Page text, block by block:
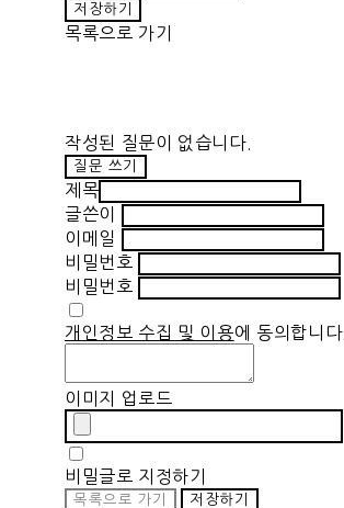
저장하기
목록으로 가기
작성된 질문이 없습니다.
질문 쓰기
제목
글쓴이
이메일
비밀번호
비밀번호
개인정보 수집 및 이용에 동의합니다.
이미지 업로드
비밀글로 지정하기
목록으로 가기 저장하기